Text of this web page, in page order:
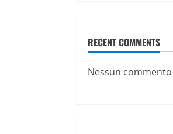
RECENT COMMENTS
Nessun